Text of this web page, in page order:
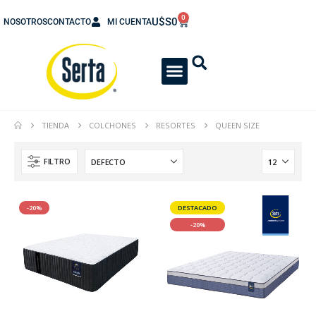
NOSOTROSCONTACTO MI CUENTAU$S0 0
TIENDA COLCHONES RESORTES QUEEN SIZE
FILTRO
-20%
DESTACADO
-20%